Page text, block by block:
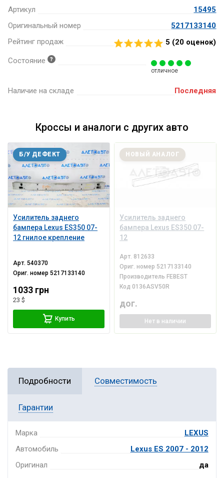
Артикул
15495
Оригинальный номер
5217133140
Рейтинг продаж
5 (20 оценок)
Состояние
отличное
Наличие на складе Последняя
Кроссы и аналоги с других авто
Усилитель заднего
бампера Lexus ES350 07-
12 гнилое крепление
Б/У ДЕФЕКТ
Арт.540370
Ориг. номер5217133140
1033 грн
23 $
Купить
Усилитель заднего
бампера Lexus ES350 07-
12
НОВЫЙ АНАЛОГ
Арт. 812633
Ориг. номер 5217133140
Производитель FEBEST
Код 0136ASV50R
дог.
Нет в наличии
Подробности Совместимость
Гарантии
Марка
LEXUS
Автомобиль
Lexus ES 2007 - 2012
Оригинал
да